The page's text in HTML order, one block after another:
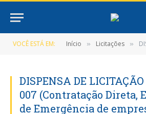
VOCÊ ESTÁ EM: Início » Licitações » DISPENSA
DISPENSA DE
007 (Contratação Direta,
de Emergência de